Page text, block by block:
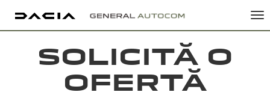
SOLICITĂ O
OFERTĂ